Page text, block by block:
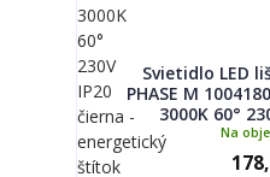
Svietidlo LED
PHASE M
3000K 60°
Na